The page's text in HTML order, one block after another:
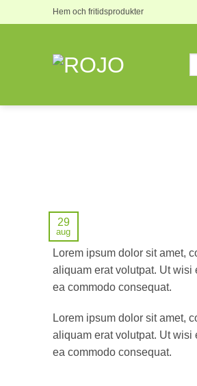
to
Hem och fritidsprodukter
29
aug
Lorem ipsum dolor sit amet,
aliquam erat volutpat. Ut
ea commodo consequat.
Lorem ipsum dolor sit amet,
aliquam erat volutpat. Ut
ea commodo consequat.